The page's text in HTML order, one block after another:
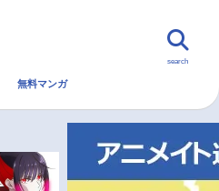
無料マンガ
search
無料マンガ